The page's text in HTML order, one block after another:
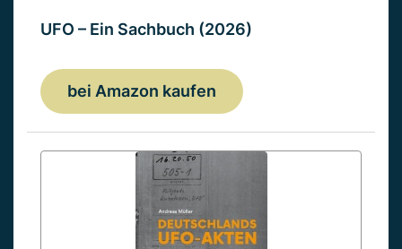
UFO – Ein Sachbuch (2026)
bei Amazon kaufen